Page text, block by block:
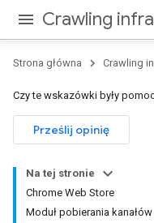
Crawling
Strona główna Crawling
Czy te wskazówki były
Prześlij opinię
Na tej stronie
Chrome Web Store
Moduł pobierania kanałów